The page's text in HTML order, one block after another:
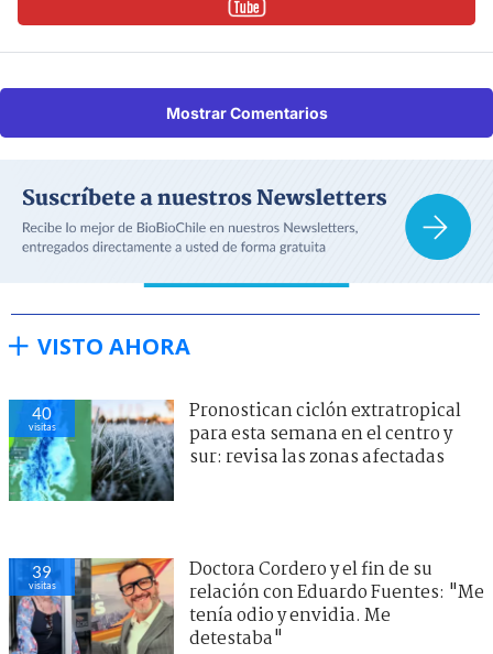
Mostrar Comentarios
VISTO AHORA
40
visitas
Pronostican ciclón extratropical
para esta semana en el centro y
sur: revisa las zonas afectadas
39
visitas
Doctora Cordero y el fin de su
relación con Eduardo Fuentes: "Me
tenía odio y envidia. Me
detestaba"